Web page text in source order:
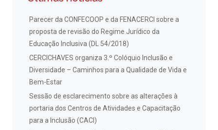
Parecer da CONFECOOP e da FENACERCI sobre a
proposta de revisão do Regime Jurídico da
Educação Inclusiva (DL 54/2018)
CERCICHAVES organiza 3.º Colóquio Inclusão e
Diversidade – Caminhos para a Qualidade de Vida e
Bem-Estar
Sessão de esclarecimento sobre as alterações à
portaria dos Centros de Atividades e Capacitação
para a Inclusão (CACI)